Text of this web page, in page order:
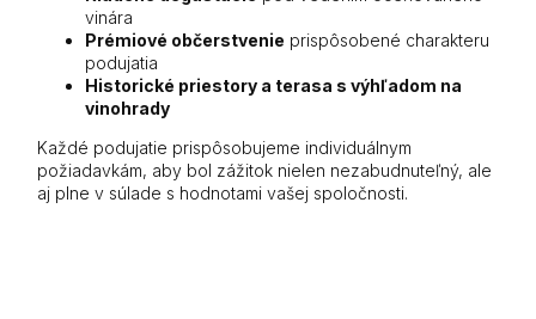
vinára
Prémiové občerstvenie prispôsobené charakteru
podujatia
Historické priestory a terasa s výhľadom na
vinohrady
Každé podujatie prispôsobujeme individuálnym
požiadavkám, aby bol zážitok nielen nezabudnuteľný, ale
aj plne v súlade s hodnotami vašej spoločnosti.